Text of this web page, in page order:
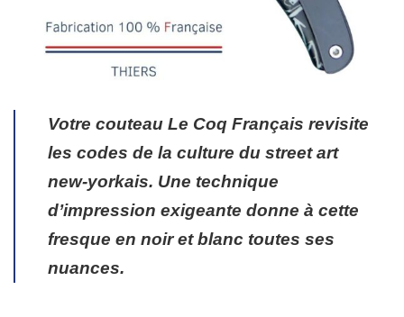
Votre couteau Le Coq Français revisite
les codes de la culture du street art
new-yorkais. Une technique
d’impression exigeante donne à cette
fresque en noir et blanc toutes ses
nuances.